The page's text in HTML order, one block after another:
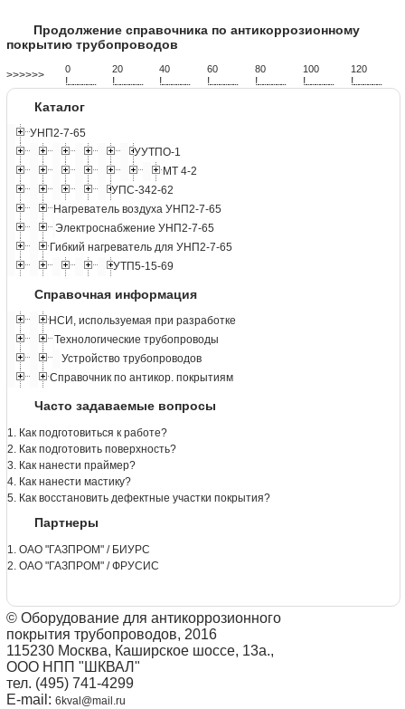
Продолжение справочника по антикоррозионному
покрытию трубопроводов
>>>>>> 0
!...................
20
!...................
40
!...................
60
!...................
80
!...................
100
!...................
120
!...................
Каталог
УНП2-7-65
УУТПО-1
МТ 4-2
УПС-342-62
Нагреватель воздуха УНП2-7-65
Электроснабжение УНП2-7-65
Гибкий нагреватель для УНП2-7-65
УТП5-15-69
Справочная информация
НСИ, используемая при разработке
Технологические трубопроводы
Устройство трубопроводов
Справочник по антикор. покрытиям
Часто задаваемые вопросы
1. Как подготовиться к работе?
2. Как подготовить поверхность?
3. Как нанести праймер?
4. Как нанести мастику?
5. Как восстановить дефектные участки покрытия?
Партнеры
1. ОАО "ГАЗПРОМ" / БИУРС
2. ОАО "ГАЗПРОМ" / ФРУСИС
© Оборудование для антикоррозионного
покрытия трубопроводов, 2016
115230 Москва, Каширское шоссе, 13а.,
ООО НПП "ШКВАЛ"
тел. (495) 741-4299
E-mail: 6kval@mail.ru